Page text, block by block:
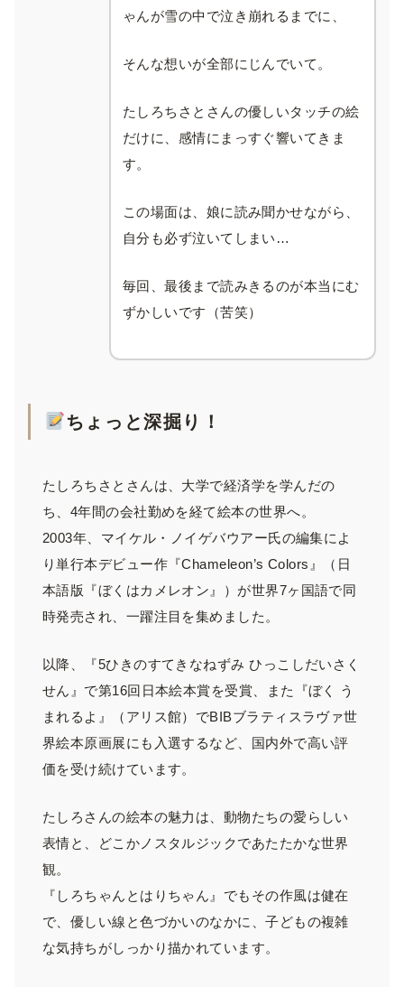
ゃんが雪の中で泣き崩れるまでに、
そんな想いが全部にじんでいて。
たしろちさとさんの優しいタッチの絵
だけに、感情にまっすぐ響いてきま
す。
この場面は、娘に読み聞かせながら、
自分も必ず泣いてしまい…
毎回、最後まで読みきるのが本当にむ
ずかしいです（苦笑）
ちょっと深掘り！
たしろちさとさんは、大学で経済学を学んだの
ち、4年間の会社勤めを経て絵本の世界へ。
2003年、マイケル・ノイゲバウアー氏の編集によ
り単行本デビュー作『Chameleon’s Colors』（日
本語版『ぼくはカメレオン』）が世界7ヶ国語で同
時発売され、一躍注目を集めました。
以降、『5ひきのすてきなねずみ ひっこしだいさく
せん』で第16回日本絵本賞を受賞、また『ぼく う
まれるよ』（アリス館）でBIBブラティスラヴァ世
界絵本原画展にも入選するなど、国内外で高い評
価を受け続けています。
たしろさんの絵本の魅力は、動物たちの愛らしい
表情と、どこかノスタルジックであたたかな世界
観。
『しろちゃんとはりちゃん』でもその作風は健在
で、優しい線と色づかいのなかに、子どもの複雑
な気持ちがしっかり描かれています。